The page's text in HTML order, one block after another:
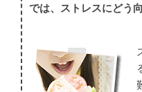
では、ストレスにどう